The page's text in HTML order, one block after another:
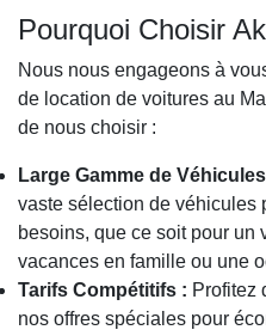
Pourquoi Choisir
Nous nous engageons à
de location de voitures au
de nous choisir :
Large Gamme de
vaste sélection de véhicules
besoins, que ce soit pour un
vacances en famille ou une
Tarifs Compétitifs : Profitez
nos offres spéciales pour